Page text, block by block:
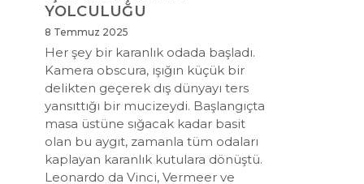
YOLCULUĞU
8 Temmuz 2025
Her şey bir karanlık odada başladı.
Kamera obscura, ışığın küçük bir
delikten geçerek dış dünyayı ters
yansıttığı bir mucizeydi. Başlangıçta
masa üstüne sığacak kadar basit
olan bu aygıt, zamanla tüm odaları
kaplayan karanlık kutulara dönüştü.
Leonardo da Vinci, Vermeer ve